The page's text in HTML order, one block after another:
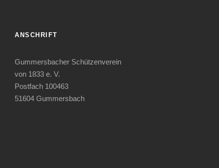
ANSCHRIFT
Gummersbacher Schützenverein
von 1833 e. V.
Postfach 100463
51604 Gummersbach